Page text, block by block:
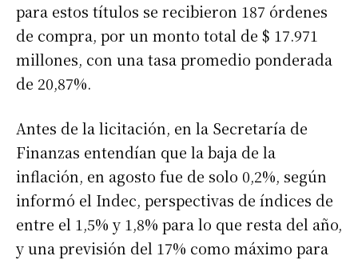
para estos títulos se recibieron 187 órdenes
de compra, por un monto total de $ 17.971
millones, con una tasa promedio ponderada
de 20,87%.
Antes de la licitación, en la Secretaría de
Finanzas entendían que la baja de la
inflación, en agosto fue de solo 0,2%, según
informó el Indec, perspectivas de índices de
entre el 1,5% y 1,8% para lo que resta del año,
y una previsión del 17% como máximo para